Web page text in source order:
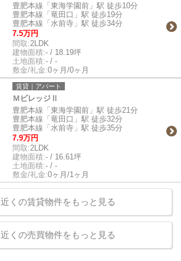
豊肥本線「東海学園前」駅 徒歩10分
豊肥本線「竜田口」駅 徒歩19分
豊肥本線「水前寺」駅 徒歩34分
7.5万円
間取:2LDK
建物面積:- / 18.19坪
土地面積:- / -
敷金/礼金:0ヶ月/0ヶ月
賃貸｜アパート
ＭビレッジⅡ
豊肥本線「東海学園前」駅 徒歩21分
豊肥本線「竜田口」駅 徒歩32分
豊肥本線「水前寺」駅 徒歩35分
7.9万円
間取:2LDK
建物面積:- / 16.61坪
土地面積:- / -
敷金/礼金:0ヶ月/1ヶ月
近くの賃貸物件をもっと見る
近くの売買物件をもっと見る